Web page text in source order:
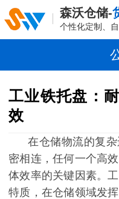
森沃仓储-
个性化定制、
工业铁托盘：
效
在仓储物流的复
密相连，任何一个高
体效率的关键因素。
特质，在仓储领域发